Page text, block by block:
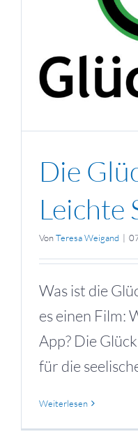
Die
Leichte
VonTeresa Weigand |
Was ist die
es einen Film:
App? Die
für die
Weiterlesen